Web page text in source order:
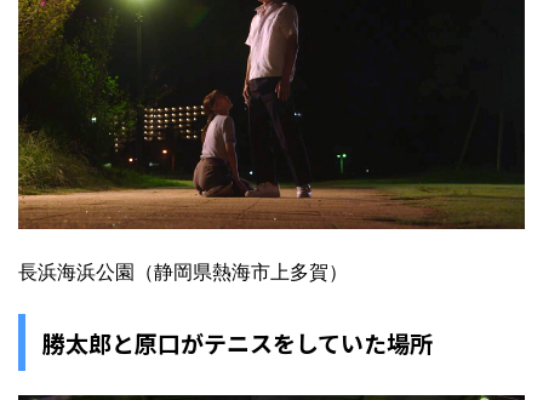
長浜海浜公園（静岡県熱海市上多賀）
勝太郎と原口がテニスをしていた場所